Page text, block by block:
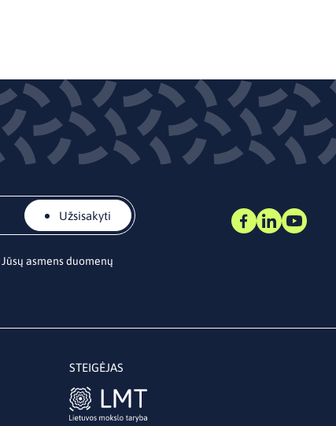
Užsisakyti
asmens duomenų
STEIGĖJAS